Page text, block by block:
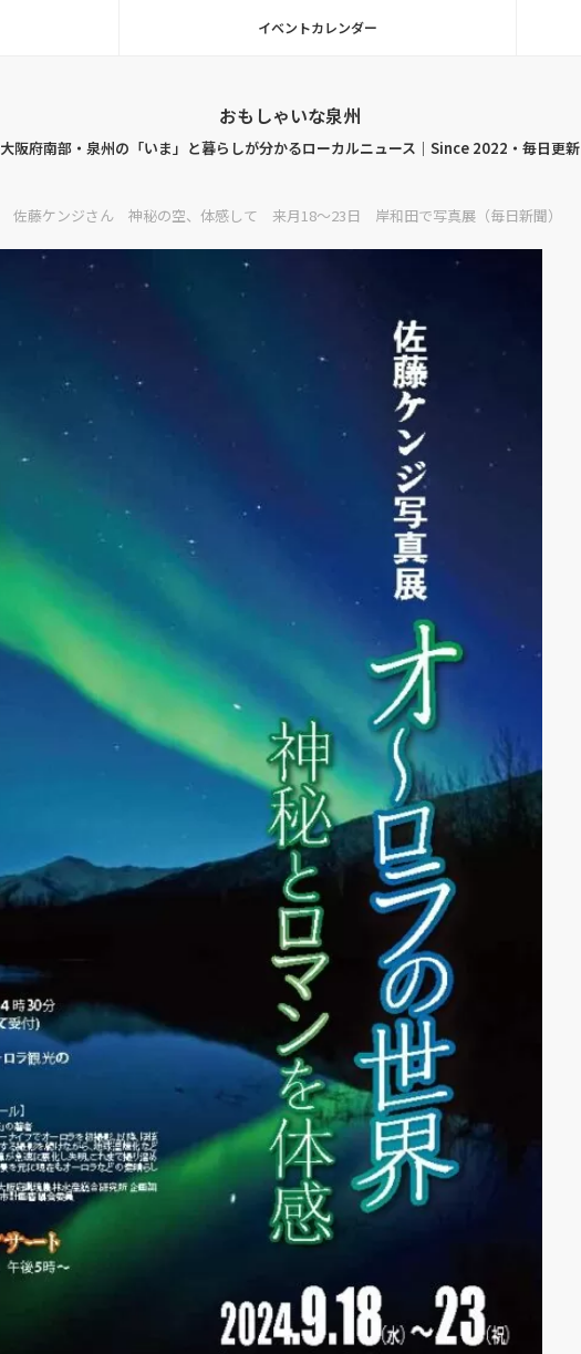
イベントカレンダー
おもしゃいな泉州
大阪府南部・泉州の「いま」と暮らしが分かるローカルニュース｜Since 2022・毎日更新
佐藤ケンジさん 神秘の空、体感して 来月18～23日 岸和田で写真展（毎日新聞）